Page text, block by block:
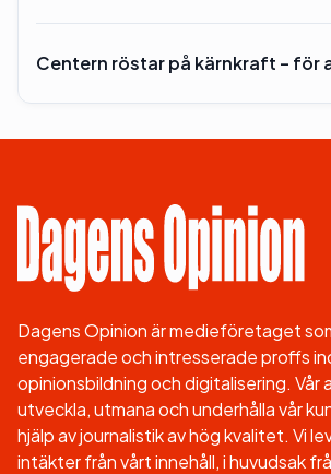
Centern röstar på kärnkraft – för
Dagens Opinion är medieföretaget
engagerade och intresserade proffs
opinionsbildning och digitalisering. Vår
utveckla, utmana och underhålla vår
hjälp av journalistik av hög kvalitet. Vi
intäkter från vårt innehåll, i huvudsak